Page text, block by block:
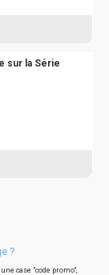
sur la Série
?
case "code promo",